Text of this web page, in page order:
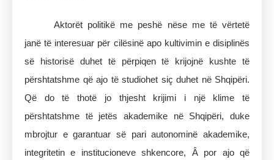
Aktorët politikë me peshë nëse me të vërtetë
janë të interesuar për cilësinë apo kultivimin e disiplinës
së historisë duhet të përpiqen të krijojnë kushte të
përshtatshme që ajo të studiohet siç duhet në Shqipëri.
Që do të thotë jo thjesht krijimi i një klime të
përshtatshme të jetës akademike në Shqipëri, duke
mbrojtur e garantuar së pari autonominë akademike,
integritetin e institucioneve shkencore, Â por ajo që